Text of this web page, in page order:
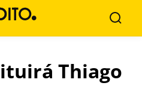
Thiago